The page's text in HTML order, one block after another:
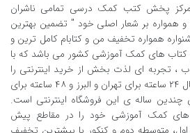
پخش کتب کمک درسی تمامی ناشران
و همواره بر شعار اصلی خود " تضمین بهترین
همواره تخفیف من و کتابام کامل ترین و
کتاب های کمک آموزشی کشور می باشد که با
تجربه ای لذت بخش از خرید اینترنتی را
برای شما تداعی می کند. ارسال ٢٤ ساعته برای تهران و البرز و ٤٨ ساعته برای
ساله ی این فروشگاه اینترنتی است.
های کمک آموزشی خود را در مقاطع پیش